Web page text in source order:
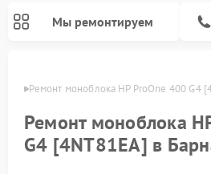
Мы ремонтируем
Ремонт моноблока HP ProOne 400 G4
Ремонт моноблока
G4 [4NT81EA] в